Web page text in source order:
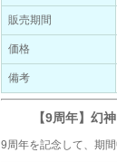
販売期間
価格
備考
【9周年】幻
9周年を記念して、期